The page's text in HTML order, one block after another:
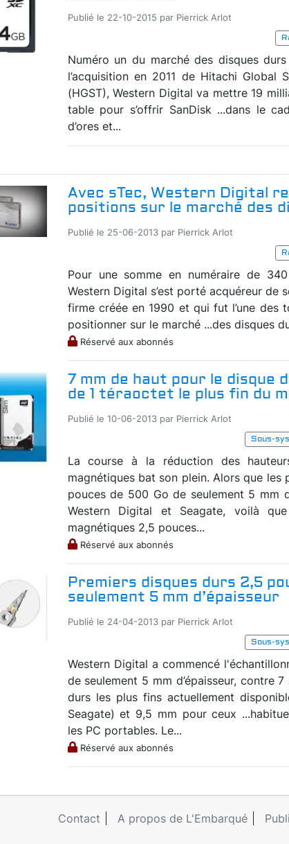
Publié le 22-10-2015 par Pierrick Arlot
Numéro un du marché des disques
l’acquisition en 2011 de Hitachi Global
(HGST), Western Digital va mettre 19
table pour s’offrir SanDisk ...dans le
d’ores et...
Avec sTec, Western Digital
positions sur le marché des
Publié le 25-06-2013 par Pierrick Arlot
Pour une somme en numéraire de
Western Digital s’est porté acquéreur de
firme créée en 1990 et qui fut l’une des
positionner sur le marché ...des disques
Réservé aux abonnés
7 mm de haut pour le disque
de 1 téraoctet le plus fin du
Publié le 10-06-2013 par Pierrick Arlot
Sous-
La course à la réduction des
magnétiques bat son plein. Alors que les
pouces de 500 Go de seulement 5 mm
Western Digital et Seagate, voilà
magnétiques 2,5 pouces...
Réservé aux abonnés
Premiers disques durs 2,5
seulement 5 mm d’épaisseur
Publié le 24-04-2013 par Pierrick Arlot
Sous-
Western Digital a commencé
de seulement 5 mm d’épaisseur, contre
durs les plus fins actuellement
Seagate) et 9,5 mm pour ceux
les PC portables. Le...
Réservé aux abonnés
Contact A propos de L'Embarqué